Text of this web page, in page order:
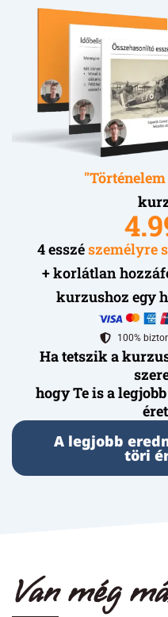
4 esszészemélyre
+ korlátlan
kurzushoz egy
100%
Ha tetszik a
hogy Te is a
A legjobb
töri
Van még